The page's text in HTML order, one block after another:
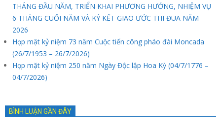
THÁNG ĐẦU NĂM, TRIỂN KHAI PHƯƠNG HƯỚNG, NHIỆM VỤ
6 THÁNG CUỐI NĂM VÀ KÝ KẾT GIAO ƯỚC THI ĐUA NĂM
2026
Họp mặt kỷ niệm 73 năm Cuộc tiến công pháo đài Moncada
(26/7/1953 – 26/7/2026)
Họp mặt kỷ niệm 250 năm Ngày Độc lập Hoa Kỳ (04/7/1776 –
04/7/2026)
BÌNH LUẬN GẦN ĐÂY